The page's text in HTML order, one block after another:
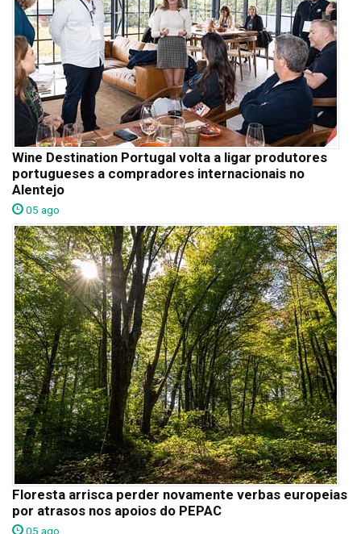
Wine Destination Portugal volta a ligar produtores
portugueses a compradores internacionais no
Alentejo
05 ago
Floresta arrisca perder novamente verbas europeias
por atrasos nos apoios do PEPAC
05 ago